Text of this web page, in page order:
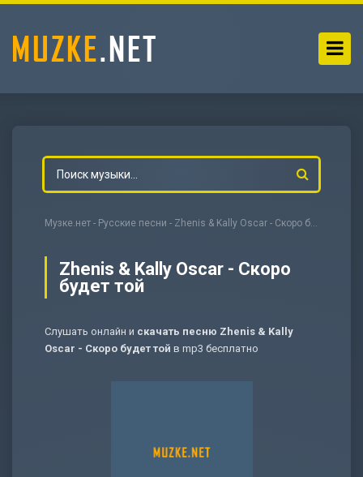
Музке.нет - Русские песни - Zhenis & Kally Oscar - Скоро будет той
Zhenis & Kally Oscar - Скоро
будет той
Слушать онлайн и скачать песню Zhenis & Kally
Oscar - Скоро будет той в mp3 бесплатно